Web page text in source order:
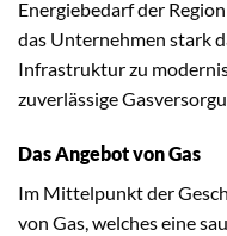
Energiebedarf der
das Unternehmen stark
Infrastruktur zu
zuverlässige
Das Angebot von Gas
Im Mittelpunkt der
von Gas, welches eine